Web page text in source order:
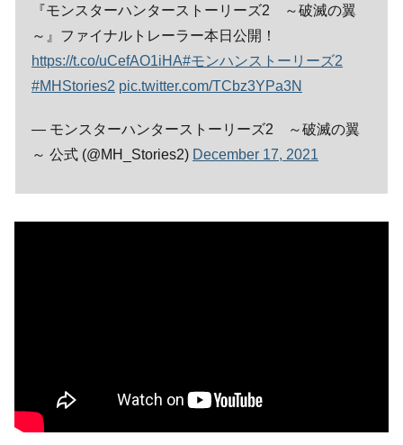
『モンスターハンターストーリーズ2 ～破滅の翼
～』ファイナルトレーラー本日公開！
https://t.co/uCefAO1iHA#モンハンストーリーズ2
#MHStories2 pic.twitter.com/TCbz3YPa3N
— モンスターハンターストーリーズ2 ～破滅の翼
～ 公式 (@MH_Stories2) December 17, 2021